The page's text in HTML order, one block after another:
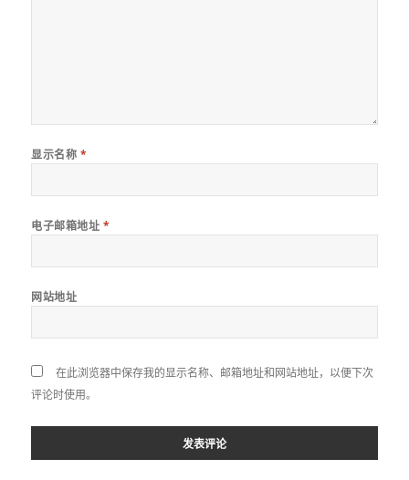
显示名称 *
电子邮箱地址 *
网站地址
在此浏览器中保存我的显示名称、邮箱地址和网站地址，以便下次
评论时使用。